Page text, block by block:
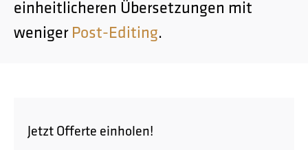
einheitlicheren Übersetzungen mit
weniger Post-Editing.
Jetzt Offerte einholen!